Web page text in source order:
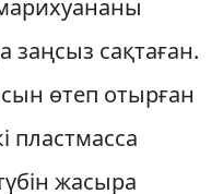
заңсыз сақтаған.
өтеп отырған
пластмасса
жасыра